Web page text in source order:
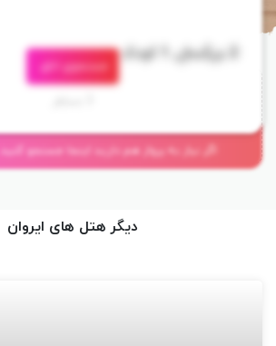
جستجوی اتاق
اگر نیاز به پرواز هم دارید اینجا جستجو کنید...
ساعت ورود به اتاق: تحویل اتاق:
دیگر هتل های ایروان